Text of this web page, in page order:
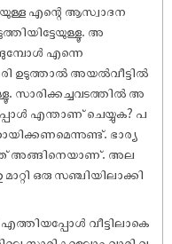
എന്റെ ആസ്വാദന
അ
എന്നെ
ഉടുത്താൽ അയൽവീട്ടിൽ
സാരിക്കച്ചവടത്തിൽ അ
എന്താണ് ചെയ്യുക? പ
ഭാര്യ
അങ്ങിനെയാണ്. അല
ഒരു സഞ്ചിയിലാക്കി
വീട്ടിലാകെ